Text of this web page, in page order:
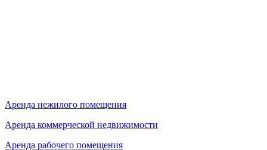
Аренда нежилого помещения
Аренда коммерческой недвижимости
Аренда рабочего помещения